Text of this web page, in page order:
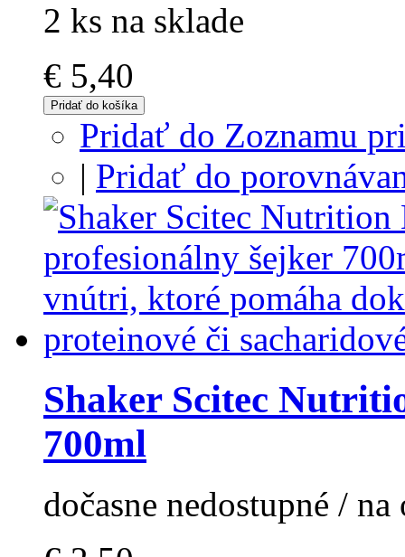
2 ks na sklade
€ 5,40
Pridať do košíka
Pridať do Zoznamu
| Pridať do
Shaker Scitec
700ml
dočasne nedostupné / na